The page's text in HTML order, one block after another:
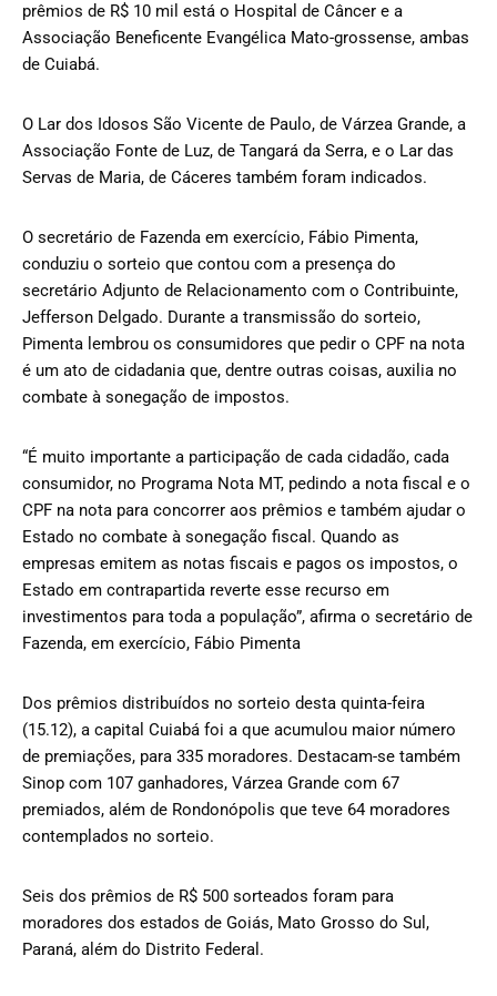
prêmios de R$ 10 mil está o Hospital de Câncer e a
Associação Beneficente Evangélica Mato-grossense, ambas
de Cuiabá.
O Lar dos Idosos São Vicente de Paulo, de Várzea Grande, a
Associação Fonte de Luz, de Tangará da Serra, e o Lar das
Servas de Maria, de Cáceres também foram indicados.
O secretário de Fazenda em exercício, Fábio Pimenta,
conduziu o sorteio que contou com a presença do
secretário Adjunto de Relacionamento com o Contribuinte,
Jefferson Delgado. Durante a transmissão do sorteio,
Pimenta lembrou os consumidores que pedir o CPF na nota
é um ato de cidadania que, dentre outras coisas, auxilia no
combate à sonegação de impostos.
“É muito importante a participação de cada cidadão, cada
consumidor, no Programa Nota MT, pedindo a nota fiscal e o
CPF na nota para concorrer aos prêmios e também ajudar o
Estado no combate à sonegação fiscal. Quando as
empresas emitem as notas fiscais e pagos os impostos, o
Estado em contrapartida reverte esse recurso em
investimentos para toda a população”, afirma o secretário de
Fazenda, em exercício, Fábio Pimenta
Dos prêmios distribuídos no sorteio desta quinta-feira
(15.12), a capital Cuiabá foi a que acumulou maior número
de premiações, para 335 moradores. Destacam-se também
Sinop com 107 ganhadores, Várzea Grande com 67
premiados, além de Rondonópolis que teve 64 moradores
contemplados no sorteio.
Seis dos prêmios de R$ 500 sorteados foram para
moradores dos estados de Goiás, Mato Grosso do Sul,
Paraná, além do Distrito Federal.